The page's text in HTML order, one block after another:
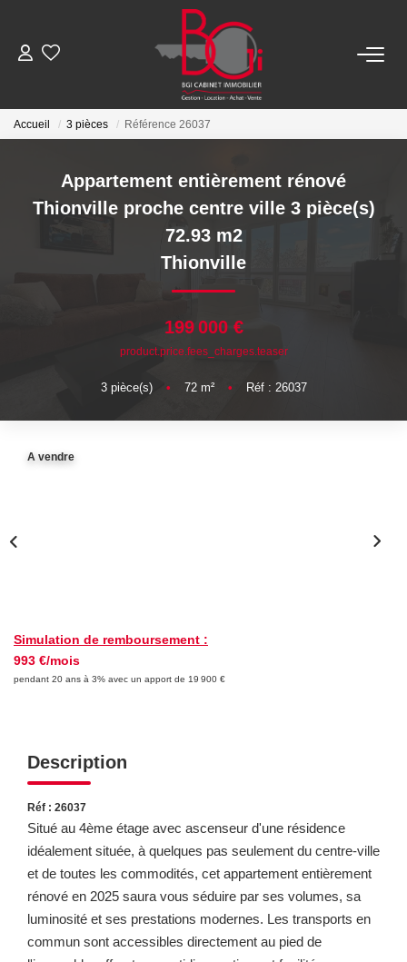
ACHETER
Neuf
LOUER
Télécharger Le Dossier De Location
ESTIMER
Accueil 3 pièces Référence 26037
Appartement entièrement rénové
Thionville proche centre ville 3 pièce(s)
72.93 m2
Thionville
199 000 €
product.price.fees_charges.teaser
3pièce(s) • 72m² • Réf : 26037
A vendre
Simulation de remboursement :
993 €/mois
pendant 20 ans à 3% avec un apport de 19 900 €
Description
Réf : 26037
Situé au 4ème étage avec ascenseur d'une résidence
idéalement située, à quelques pas seulement du centre-ville
et de toutes les commodités, cet appartement entièrement
rénové en 2025 saura vous séduire par ses volumes, sa
luminosité et ses prestations modernes. Les transports en
commun sont accessibles directement au pied de